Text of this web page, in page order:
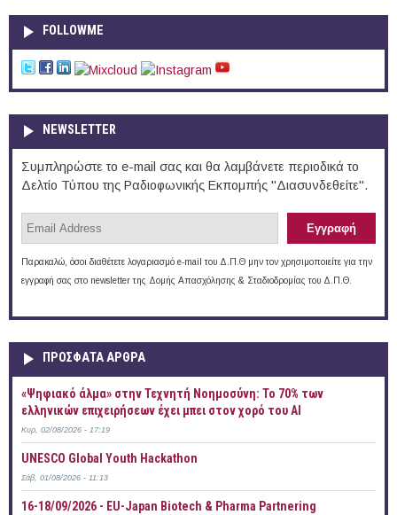
FOLLOWME
NEWSLETTER
Συμπληρώστε το e-mail σας και θα λαμβάνετε περιοδικά το
Δελτίο Τύπου της Ραδιοφωνικής Εκπομπής "Διασυνδεθείτε".
Παρακαλώ, όσοι διαθέτετε λογαριασμό e-mail του Δ.Π.Θ μην τον χρησιμοποιείτε για την
εγγραφή σας στο newsletter της Δομής Απασχόλησης & Σταδιοδρομίας του Δ.Π.Θ.
ΠΡOΣΦΑΤΑ AΡΘΡΑ
«Ψηφιακό άλμα» στην Τεχνητή Νοημοσύνη: Το 70% των
ελληνικών επιχειρήσεων έχει μπει στον χορό του AI
Κυρ, 02/08/2026 - 17:19
UNESCO Global Youth Hackathon
Σάβ, 01/08/2026 - 11:13
16-18/09/2026 - EU-Japan Biotech & Pharma Partnering